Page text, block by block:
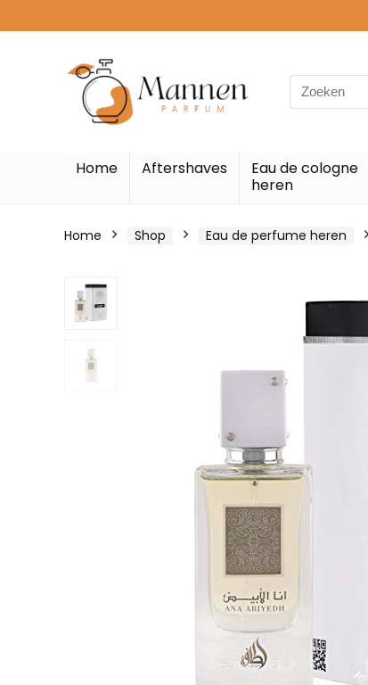
Search
for:
Home Aftershaves
Eau de cologne
heren
Home Shop Eau de perfume heren